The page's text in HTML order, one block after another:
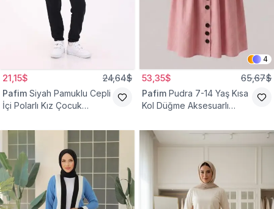
21,15$ 24,64$
Pafim Siyah Pamuklu Cepli
İçi Polarlı Kız Çocuk
4
53,35$ 65,67$
Pafim Pudra 7-14 Yaş Kısa
Kol Düğme Aksesuarlı